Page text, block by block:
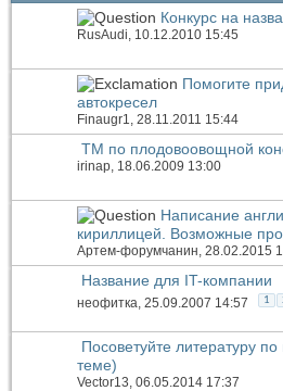
Конкурс на
RusAudi, 10.12.2010 15:45
Помогите
автокресел
Finaugr1, 28.11.2011 15:44
ТМ по плодовоовощной
irinap, 18.06.2009 13:00
Написание
кириллицей. Возможные
Артем-форумчанин , 28.02.2015
Название для IT-компании
неофитка, 25.09.2007 14:57 1
Посоветуйте литературу
теме)
Vector13 , 06.05.2014 17:37